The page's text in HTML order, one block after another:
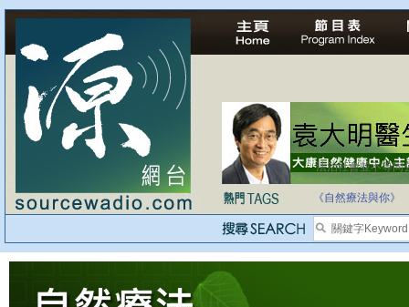
法治社會並不等同
《自然療法與你》